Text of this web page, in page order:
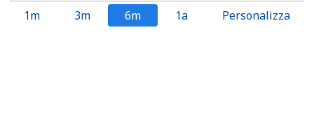
1m 3m 6m 1a Personalizza